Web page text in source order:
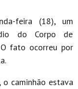
feira (18), um
do Corpo de
fato ocorreu por
caminhão estava